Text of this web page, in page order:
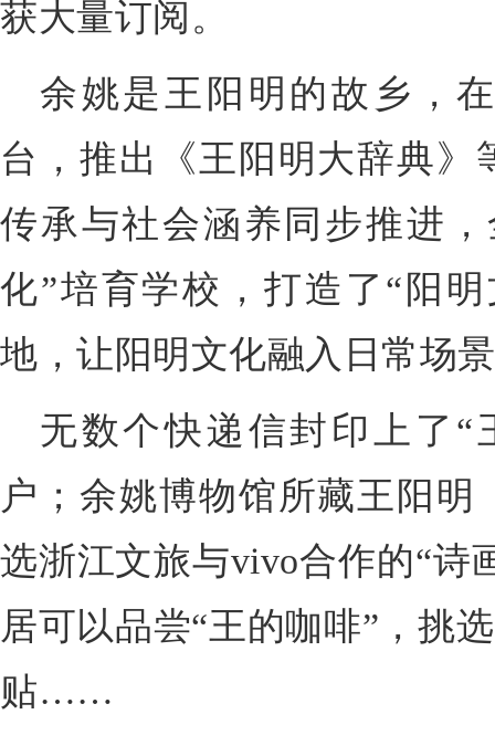
获大量订阅。
余姚是王阳明的故乡，
台，推出《王阳明大辞典
传承与社会涵养同步推进
化”培育学校，打造了“阳
地，让阳明文化融入日常场
无数个快递信封印上了“
户；余姚博物馆所藏王阳
选浙江文旅与vivo合作的“诗
居可以品尝“王的咖啡”，挑
贴……